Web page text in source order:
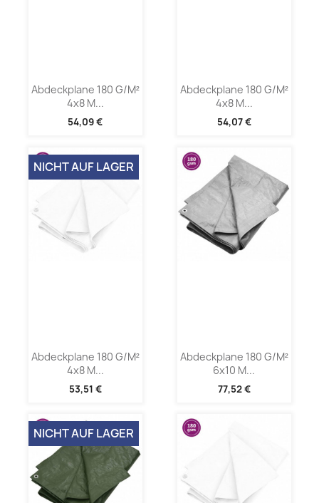
Abdeckplane 180 G/m²
4x8 M...
54,09 €
Abdeckplane 180 G/m²
4x8 M...
54,07 €
Abdeckplane 180 G/m²
4x8 M...
53,51 €
NICHT AUF LAGER
Abdeckplane 180 G/m²
6x10 M...
77,52 €
NICHT AUF LAGER